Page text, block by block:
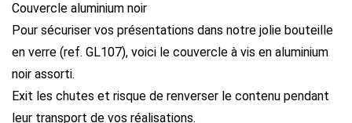
Couvercle aluminium noir
Pour sécuriser vos présentations dans notre jolie bouteille
en verre (ref. GL107), voici le couvercle à vis en aluminium
noir assorti.
Exit les chutes et risque de renverser le contenu pendant
leur transport de vos réalisations.